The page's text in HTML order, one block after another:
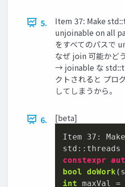
5.
Item 37: Make
unjoinable on all
をすべてのパスで
なぜ join 可能かど
→ joinable な
クトされると プロ
してしまうから。
6. [beta]
Item 37 :
constexpr
bool doWork
int maxVal